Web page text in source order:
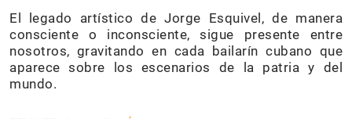
El legado artístico de Jorge Esquivel, de manera
consciente o inconsciente, sigue presente entre
nosotros, gravitando en cada bailarín cubano que
aparece sobre los escenarios de la patria y del
mundo.